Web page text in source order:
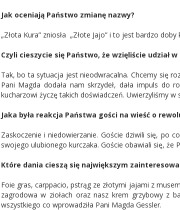
Jak oceniają Państwo zmianę nazwy?
„Złota Kura” zniosła „Złote Jajo” i to jest bardzo
Czyli cieszycie się Państwo, że wzięliście udział
Tak, bo ta sytuacja jest nieodwracalna. Chcemy się
Pani Magda dodała nam skrzydeł, dała impuls do
kucharzowi życzę takich doświadczeń. Uwierzyliśmy
Jaka była reakcja Państwa gości na wieść o
Zaskoczenie i niedowierzanie. Goście dziwili się, po
swojego ulubionego kurczaka. Goście obawiali się,
Które dania cieszą się największym
Foie gras, carppacio, pstrąg ze złotymi jajami z
zagrodowa w ziołach oraz nasz krem grzybowy z
wszystkiego co wprowadziła Pani Magda Gessler.